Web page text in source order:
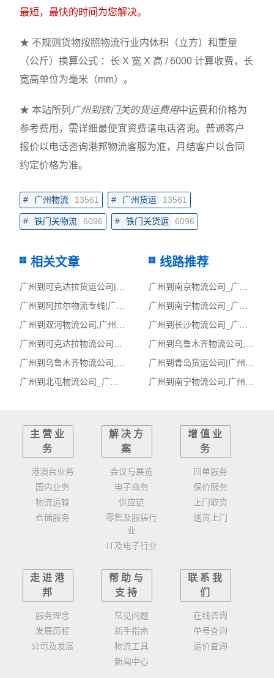
最短，最快的时间为您解决。
★ 不规则货物按照物流行业内体积（立方）和重量
（公斤）换算公式 ：长 X 宽 X 高 / 6000 计算收费，长
宽高单位为毫米（mm）。
★ 本站所列 广州到铁门关的货运费用中运费和价格为
参考费用，需详细最便宜资费请电话咨询。普通客户
报价以电话咨询港邦物流客服为准，月结客户以合同
约定价格为准。
# 广州物流 13561 # 广州货运 13561
# 铁门关物流 6096 # 铁门关货运 6096
相关文章 线路推荐
主营业
务
港澳台业务
国内业务
物流运输
仓储服务
解决方
案
会议与展览
电子商务
供应链
零售及服装行
业
IT及电子行业
增值业
务
回单服务
保价服务
上门取货
送货上门
走进港
邦
服务理念
发展历程
公司及发展
帮助与
支持
常见问题
新手指南
物流工具
新闻中心
联系我
们
在线咨询
单号查询
运价查询